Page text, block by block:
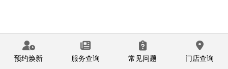
预约焕新 服务查询 常见问题 门店查询